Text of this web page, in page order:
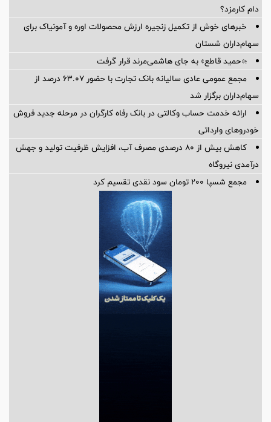
دام کارمزد؟
خبرهای خوش از تکمیل زنجیره ارزش محصولات اوره و آمونیاک برای
سهام‌داران شستان
؛«حمید قاطع» به جای هاشمی‌مرند قرار گرفت
مجمع عمومی عادی سالیانه بانک تجارت با حضور ۶۳.۰۷ درصد از
سهام‌داران برگزار شد
ارائه خدمت حساب وکالتی در بانک رفاه کارگران در مرحله جدید فروش
خودروهای وارداتی
کاهش بیش از ۸۰ درصدی مصرف آب، افزایش ظرفیت تولید و جهش
درآمدی نیروگاه
مجمع شسپا 200 تومان سود نقدی تقسیم کرد